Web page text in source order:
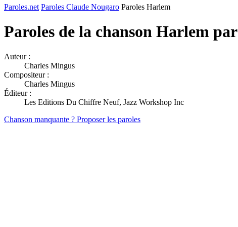
Paroles.net Paroles Claude Nougaro Paroles Harlem
Paroles de la chanson Harlem par
Auteur :
Charles Mingus
Compositeur :
Charles Mingus
Éditeur :
Les Editions Du Chiffre Neuf, Jazz Workshop Inc
Chanson manquante ? Proposer les paroles